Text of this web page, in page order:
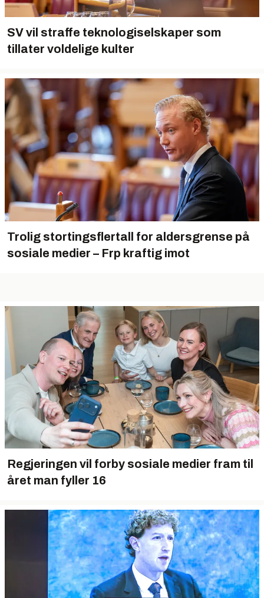
SV vil ​straffe teknologiselskaper som
tillater voldelige kulter
Trolig stortingsflertall for aldersgrense på
sosiale medier – Frp kraftig imot
Regjeringen vil forby sosiale medier fram til
året man fyller 16